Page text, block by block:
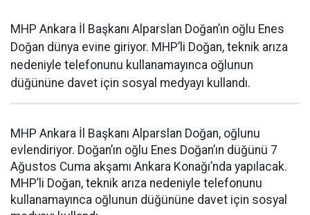
MHP Ankara İl Başkanı Alparslan Doğan’ın oğlu Enes
Doğan dünya evine giriyor. MHP’li Doğan, teknik arıza
nedeniyle telefonunu kullanamayınca oğlunun
düğününe davet için sosyal medyayı kullandı.
MHP Ankara İl Başkanı Alparslan Doğan, oğlunu
evlendiriyor. Doğan’ın oğlu Enes Doğan’ın düğünü 7
Ağustos Cuma akşamı Ankara Konağı’nda yapılacak.
MHP’li Doğan, teknik arıza nedeniyle telefonunu
kullanamayınca oğlunun düğününe davet için sosyal